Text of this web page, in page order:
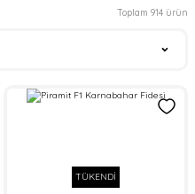
Toplam 914 ürün
TÜKENDİ